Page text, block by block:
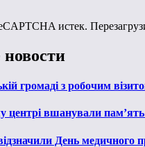
истек.
громаді з робочим
центрі вшанували пам’ять
День медичного